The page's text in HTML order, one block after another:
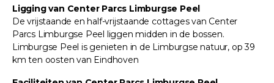
Ligging van Center Parcs Limburgse Peel
De vrijstaande en half-vrijstaande cottages van Center
Parcs Limburgse Peel liggen midden in de bossen.
Limburgse Peel is genieten in de Limburgse natuur, op 39
km ten oosten van Eindhoven